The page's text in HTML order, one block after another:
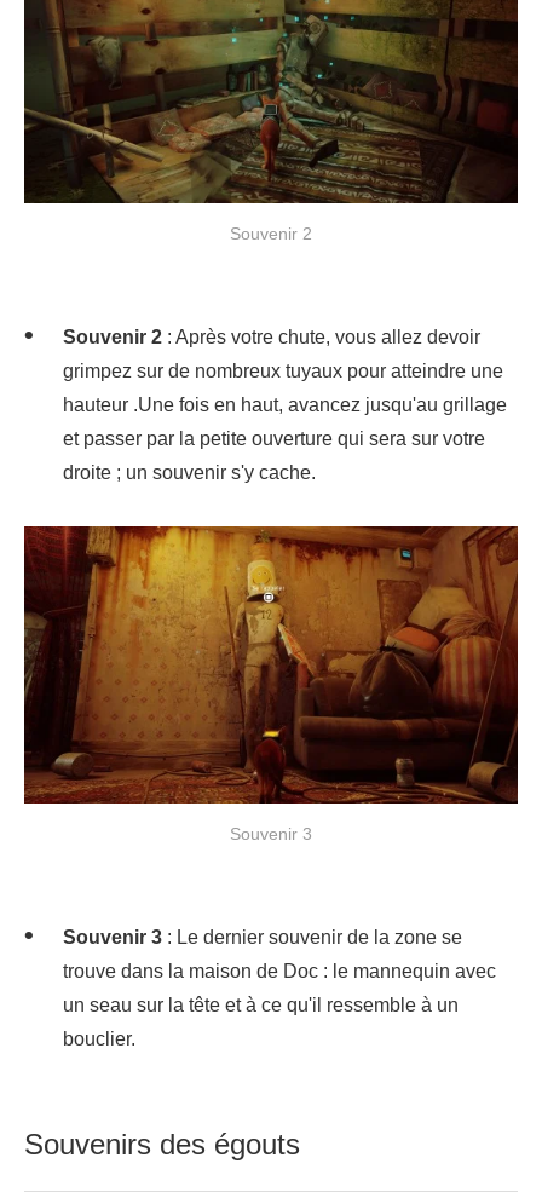
Souvenir 2
Souvenir 2 : Après votre chute, vous allez devoir
grimpez sur de nombreux tuyaux pour atteindre une
hauteur .Une fois en haut, avancez jusqu'au grillage
et passer par la petite ouverture qui sera sur votre
droite ; un souvenir s'y cache.
Souvenir 3
Souvenir 3 : Le dernier souvenir de la zone se
trouve dans la maison de Doc : le mannequin avec
un seau sur la tête et à ce qu'il ressemble à un
bouclier.
Souvenirs des égouts